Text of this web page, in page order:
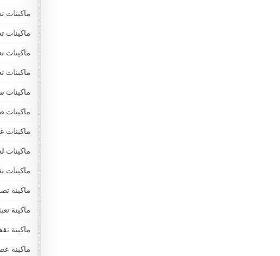
ماكينات
ماكينات
ماكينات
ماكينات
ماكينات
ماكينات
ماكينات
ماكينات
ماكينات
ماكينة
ماكينة
ماكينة
ماكينة عصر